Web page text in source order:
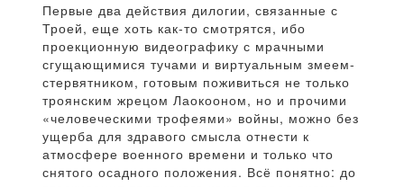
Первые два действия дилогии, связанные с
Троей, еще хоть как-то смотрятся, ибо
проекционную видеографику с мрачными
сгущающимися тучами и виртуальным змеем-
стервятником, готовым поживиться не только
троянским жрецом Лаокооном, но и прочими
«человеческими трофеями» войны, можно без
ущерба для здравого смысла отнести к
атмосфере военного времени и только что
снятого осадного положения. Всё понятно: до